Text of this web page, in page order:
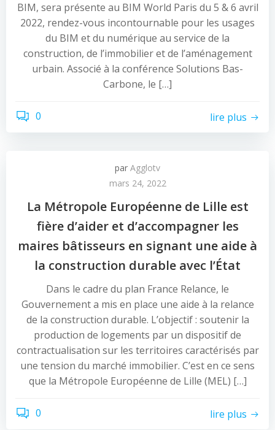
BIM, sera présente au BIM World Paris du 5 & 6 avril
2022, rendez-vous incontournable pour les usages
du BIM et du numérique au service de la
construction, de l’immobilier et de l’aménagement
urbain. Associé à la conférence Solutions Bas-
Carbone, le […]
0 lire plus
par Agglotv
mars 24, 2022
La Métropole Européenne de Lille est
fière d’aider et d’accompagner les
maires bâtisseurs en signant une aide à
la construction durable avec l’État
Dans le cadre du plan France Relance, le
Gouvernement a mis en place une aide à la relance
de la construction durable. L’objectif : soutenir la
production de logements par un dispositif de
contractualisation sur les territoires caractérisés par
une tension du marché immobilier. C’est en ce sens
que la Métropole Européenne de Lille (MEL) […]
0 lire plus